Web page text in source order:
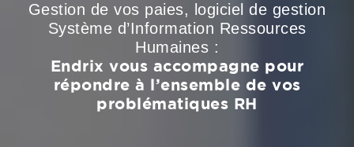
Gestion de vos paies, logiciel de gestion
Système d’Information Ressources
Humaines :
Endrix vous accompagne pour
répondre à l’ensemble de vos
problématiques RH